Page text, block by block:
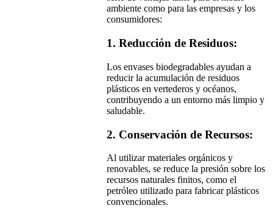
ambiente como para las empresas y los
consumidores:
1. Reducción de Residuos:
Los envases biodegradables ayudan a
reducir la acumulación de residuos
plásticos en vertederos y océanos,
contribuyendo a un entorno más limpio y
saludable.
2. Conservación de Recursos:
Al utilizar materiales orgánicos y
renovables, se reduce la presión sobre los
recursos naturales finitos, como el
petróleo utilizado para fabricar plásticos
convencionales.